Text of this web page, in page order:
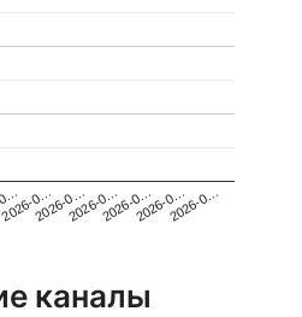
2026-0…2026-0…2026-0…2026-0…2026-0…2026-0…
каналы